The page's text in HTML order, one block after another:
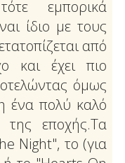
εμπορικά
ίδιο με τους
από
και έχει πιο
όμως
ένα πολύ καλό
της εποχής.Τα
Night", το (για